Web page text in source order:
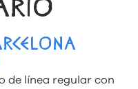
de línea regular con